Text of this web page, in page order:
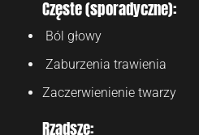
Częste (sporadyczne):
Ból głowy
Zaburzenia trawienia
Zaczerwienienie twarzy
Rzadsze: